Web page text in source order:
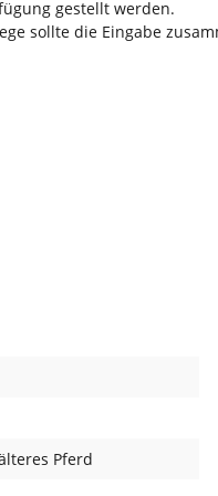
gestellt werden.
sollte die Eingabe
Pferd